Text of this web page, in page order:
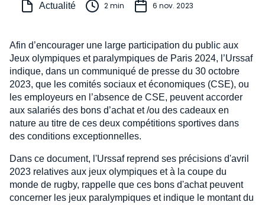
Actualité 2 min 6 nov. 2023
Afin d’encourager une large participation du public aux
Jeux olympiques et paralympiques de Paris 2024, l’Urssaf
indique, dans un communiqué de presse du 30 octobre
2023, que les comités sociaux et économiques (CSE), ou
les employeurs en l’absence de CSE, peuvent accorder
aux salariés des bons d’achat et /ou des cadeaux en
nature au titre de ces deux compétitions sportives dans
des conditions exceptionnelles.
Dans ce document, l'Urssaf reprend ses précisions d'avril
2023 relatives aux jeux olympiques et à la coupe du
monde de rugby, rappelle que ces bons d'achat peuvent
concerner les jeux paralympiques et indique le montant du